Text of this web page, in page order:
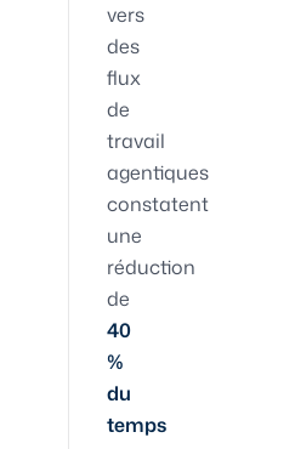
vers
des
flux
de
travail
agentiques
constatent
une
réduction
de
40
%
du
temps